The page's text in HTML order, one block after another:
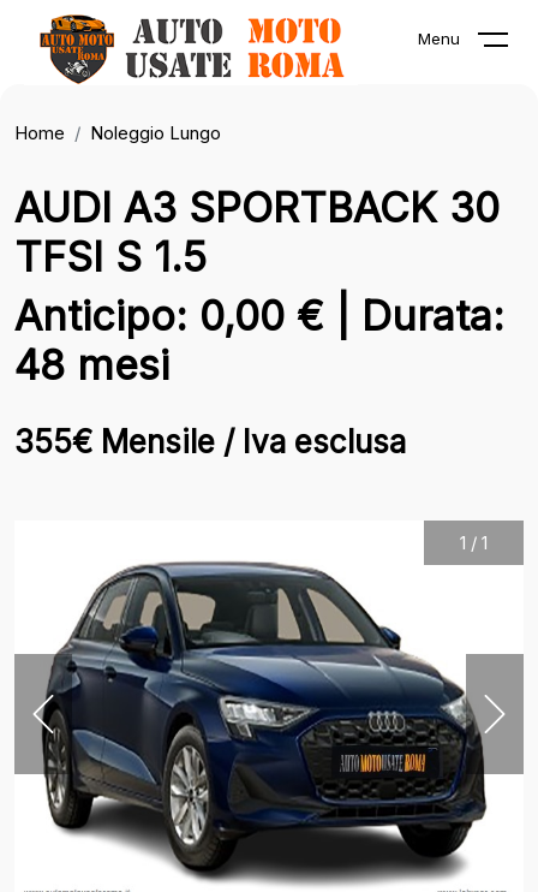
Menu
Home Noleggio Lungo
AUDI A3 SPORTBACK 30
TFSI S 1.5
Anticipo: 0,00 € | Durata:
48 mesi
355€ Mensile / Iva esclusa
1 / 1